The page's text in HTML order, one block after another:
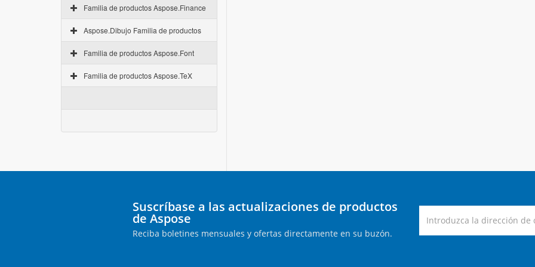
Familia de productos Aspose.Finance
Aspose.Dibujo Familia de productos
Familia de productos Aspose.Font
Familia de productos Aspose.TeX
Suscríbase a las actualizaciones de productos
de Aspose
Reciba boletines mensuales y ofertas directamente en su buzón.